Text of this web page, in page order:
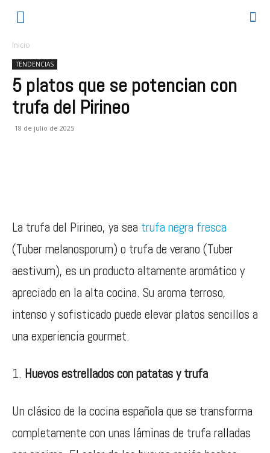
Inicio
TENDENCIAS
5 platos que se potencian con
trufa del Pirineo
18 de julio de 2025
La trufa del Pirineo, ya sea trufa negra fresca
(Tuber melanosporum) o trufa de verano (Tuber
aestivum), es un producto altamente aromático y
apreciado en la alta cocina. Su aroma terroso,
intenso y sofisticado puede elevar platos sencillos a
una experiencia gourmet.
Huevos estrellados con patatas y trufa
Un clásico de la cocina española que se transforma
completamente con unas láminas de trufa ralladas